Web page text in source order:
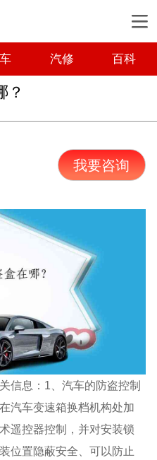
汽修 百科
？
我要咨询
信息：1、汽车的防盗控制
汽车变速箱换档机构处加
遥控器控制，并对安装锁
位置隐蔽安全、可以防止